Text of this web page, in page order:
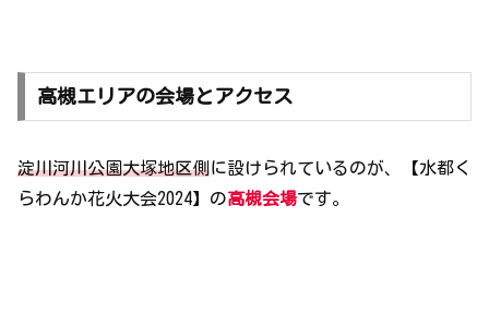
高槻エリアの会場とアクセス
淀川河川公園大塚地区側に設けられているのが、【水都く
らわんか花火大会2024】の高槻会場です。